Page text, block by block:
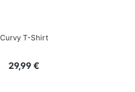
Curvy T-Shirt
Regulärer Preis:
29,99 €